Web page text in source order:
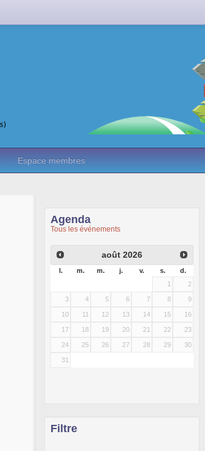
Espace membres
Agenda
Tous les événements
août 2026
l. m. m. j. v. s.
d.
1
2
3 4 5 6 7 8 9
10 11 12 13 14 15 16
17 18 19 20 21 22 23
24 25 26 27 28 29 30
31
Filtre